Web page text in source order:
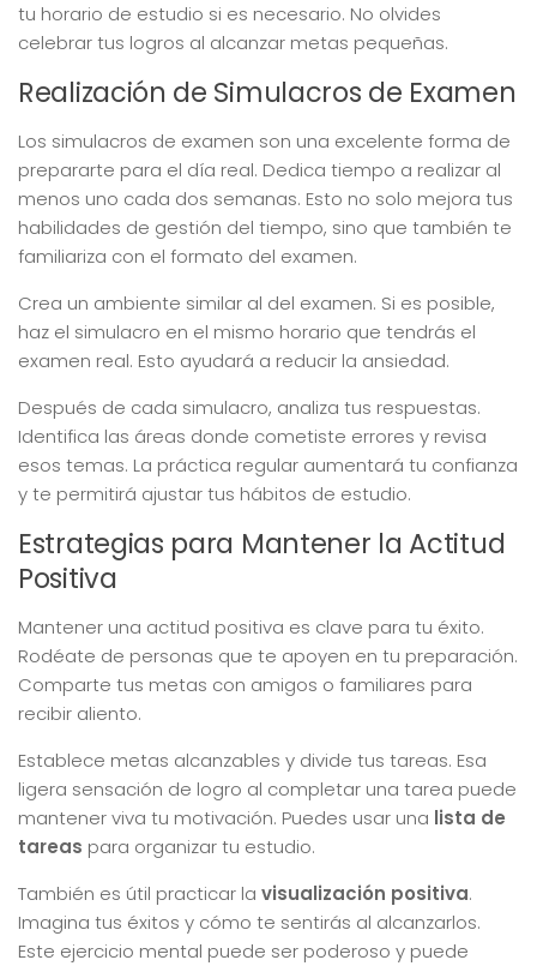
tu horario de estudio si es necesario. No olvides
celebrar tus logros al alcanzar metas pequeñas.
Realización de Simulacros de Examen
Los simulacros de examen son una excelente forma de
prepararte para el día real. Dedica tiempo a realizar al
menos uno cada dos semanas. Esto no solo mejora tus
habilidades de gestión del tiempo, sino que también te
familiariza con el formato del examen.
Crea un ambiente similar al del examen. Si es posible,
haz el simulacro en el mismo horario que tendrás el
examen real. Esto ayudará a reducir la ansiedad.
Después de cada simulacro, analiza tus respuestas.
Identifica las áreas donde cometiste errores y revisa
esos temas. La práctica regular aumentará tu confianza
y te permitirá ajustar tus hábitos de estudio.
Estrategias para Mantener la Actitud
Positiva
Mantener una actitud positiva es clave para tu éxito.
Rodéate de personas que te apoyen en tu preparación.
Comparte tus metas con amigos o familiares para
recibir aliento.
Establece metas alcanzables y divide tus tareas. Esa
ligera sensación de logro al completar una tarea puede
mantener viva tu motivación. Puedes usar una lista de
tareas para organizar tu estudio.
También es útil practicar la visualización positiva.
Imagina tus éxitos y cómo te sentirás al alcanzarlos.
Este ejercicio mental puede ser poderoso y puede